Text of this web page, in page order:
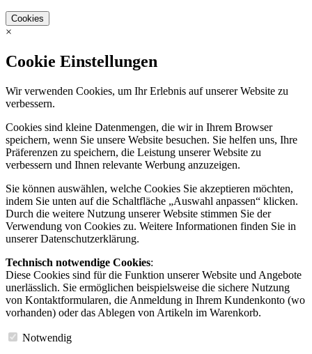
Cookies
×
Cookie Einstellungen
Wir verwenden Cookies, um Ihr Erlebnis auf unserer Website zu
verbessern.
Cookies sind kleine Datenmengen, die wir in Ihrem Browser
speichern, wenn Sie unsere Website besuchen. Sie helfen uns, Ihre
Präferenzen zu speichern, die Leistung unserer Website zu
verbessern und Ihnen relevante Werbung anzuzeigen.
Sie können auswählen, welche Cookies Sie akzeptieren möchten,
indem Sie unten auf die Schaltfläche „Auswahl anpassen“ klicken.
Durch die weitere Nutzung unserer Website stimmen Sie der
Verwendung von Cookies zu. Weitere Informationen finden Sie in
unserer Datenschutzerklärung.
Technisch notwendige Cookies:
Diese Cookies sind für die Funktion unserer Website und Angebote
unerlässlich. Sie ermöglichen beispielsweise die sichere Nutzung
von Kontaktformularen, die Anmeldung in Ihrem Kundenkonto (wo
vorhanden) oder das Ablegen von Artikeln im Warenkorb.
Notwendig